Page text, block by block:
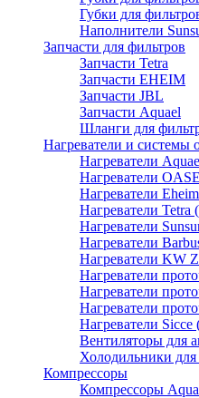
Губки для
Наполнители
Запчасти для фильтров
Запчасти Tetra
Запчасти EHEIM
Запчасти JBL
Запчасти Aquael
Шланги для
Нагреватели и системы
Нагреватели
Нагреватели
Нагреватели
Нагреватели Tetra
Нагреватели
Нагреватели
Нагреватели KW
Нагреватели
Нагреватели
Нагреватели
Нагреватели Sicce
Вентиляторы для
Холодильники для
Компрессоры
Компрессоры